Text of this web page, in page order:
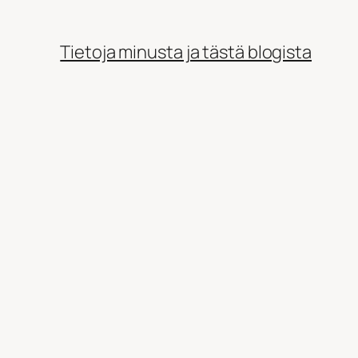
Tietoja minusta ja tästä blogista